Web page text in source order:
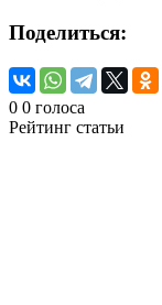
Поделиться:
0 0 голоса
Рейтинг статьи